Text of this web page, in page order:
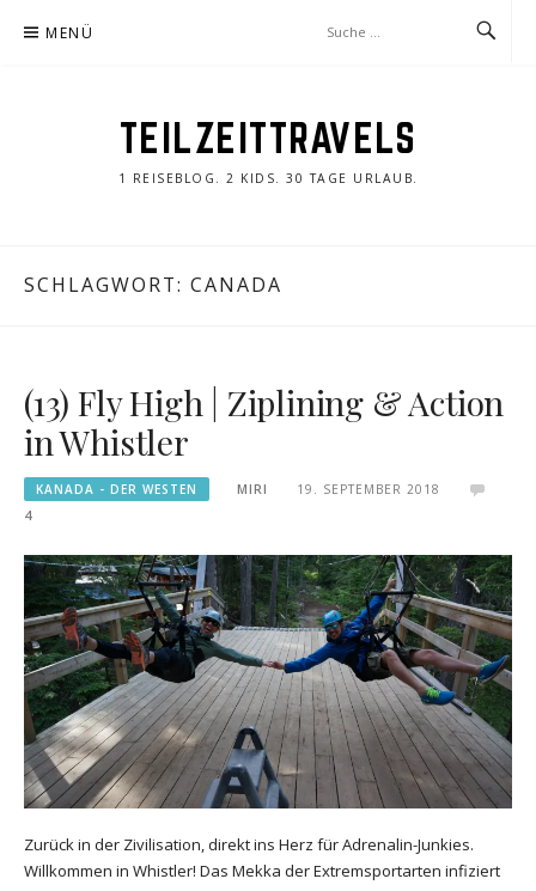
Inhalt MENÜ
TEILZEITTRAVELS
1 REISEBLOG. 2 KIDS. 30 TAGE URLAUB.
SCHLAGWORT: CANADA
(13) Fly High | Ziplining & Action
in Whistler
KANADA - DER WESTEN MIRI
19. SEPTEMBER 2018
4
Zurück in der Zivilisation, direkt ins Herz für Adrenalin-Junkies.
Willkommen in Whistler! Das Mekka der Extremsportarten infiziert